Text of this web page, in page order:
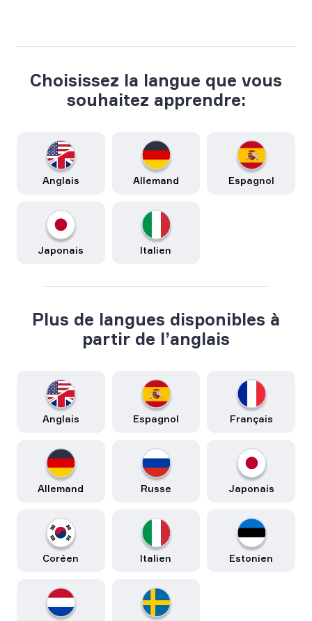
Choisissez la langue que vous
souhaitez apprendre:
Anglais Allemand Espagnol
Japonais Italien
Plus de langues disponibles à
partir de l’anglais
Anglais Espagnol Français
Allemand Russe Japonais
Coréen Italien Estonien